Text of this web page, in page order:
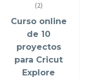
Valorado en
de 5
(2)
Curso online
de 10
proyectos
para Cricut
Explore